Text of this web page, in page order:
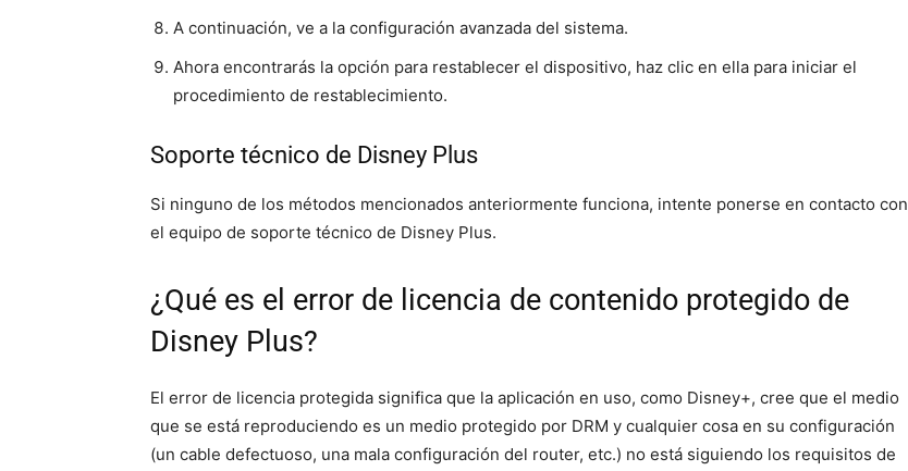
A continuación, ve a la configuración avanzada del sistema.
Ahora encontrarás la opción para restablecer el dispositivo, haz clic en ella para iniciar el
procedimiento de restablecimiento.
Soporte técnico de Disney Plus
Si ninguno de los métodos mencionados anteriormente funciona, intente ponerse en contacto con
el equipo de soporte técnico de Disney Plus.
¿Qué es el error de licencia de contenido protegido de
Disney Plus?
El error de licencia protegida significa que la aplicación en uso, como Disney+, cree que el medio
que se está reproduciendo es un medio protegido por DRM y cualquier cosa en su configuración
(un cable defectuoso, una mala configuración del router, etc.) no está siguiendo los requisitos de